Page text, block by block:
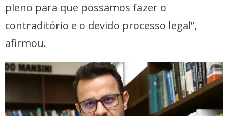
pleno para que possamos fazer o
contraditório e o devido processo legal”,
afirmou.